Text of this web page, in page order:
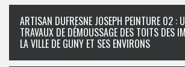
ARTISAN DUFRESNE JOSEPH PEINTURE 02 :
TRAVAUX DE DÉMOUSSAGE DES TOITS DES
LA VILLE DE GUNY ET SES ENVIRONS